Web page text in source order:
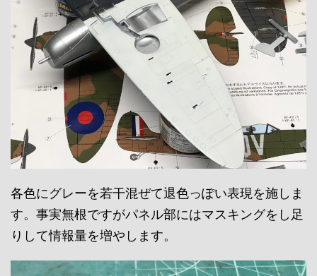
各色にグレーを若干混ぜて退色っぽい表現を施しま
す。事実無根ですがパネル部にはマスキングをし足
りして情報量を増やします。